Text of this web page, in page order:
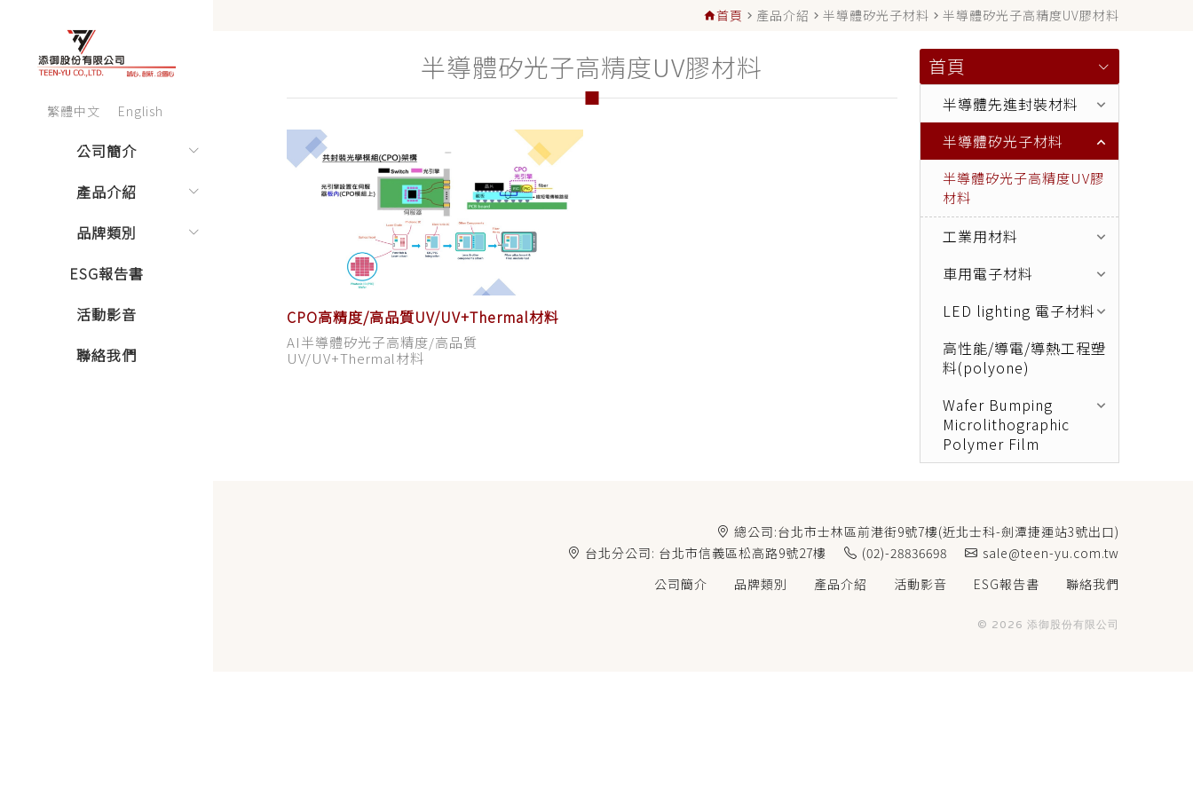
繁體中文 English
公司簡介
產品介紹
品牌類別
ESG報告書
活動影音
聯絡我們
home首頁 navigate_next 產品介紹 navigate_next半導體矽光子材料 navigate_next半導體矽光子高精度UV膠材料
首頁
半導體先進封裝材料 keyboard_arrow_down
半導體矽光子材料 keyboard_arrow_up
半導體矽光子高精度UV膠
材料
工業用材料 keyboard_arrow_down
車用電子材料 keyboard_arrow_down
LED lighting 電子材料keyboard_arrow_down
高性能/導電/導熱工程塑
料(polyone)
keyboard_arrow_down
Wafer Bumping
Microlithographic
Polymer Film
keyboard_arrow_down
半導體矽光子高精度UV膠材料
CPO高精度/高品質UV/UV+Thermal材料
AI半導體矽光子高精度/高品質
UV/UV+Thermal材料
總公司:台北市士林區前港街9號7樓(近北士科-劍潭捷運站3號出口)
台北分公司: 台北市信義區松高路9號27樓
(02)-28836698
sale@teen-yu.com.tw
公司簡介
品牌類別 產品介紹 活動影音 ESG報告書 聯絡我們
© 2026 添御股份有限公司